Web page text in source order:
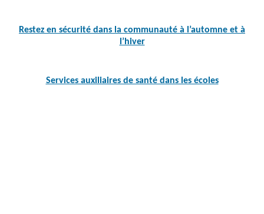
Restez en sécurité dans la communauté à l’automne et à
l’hiver
Services auxiliaires de santé dans les écoles